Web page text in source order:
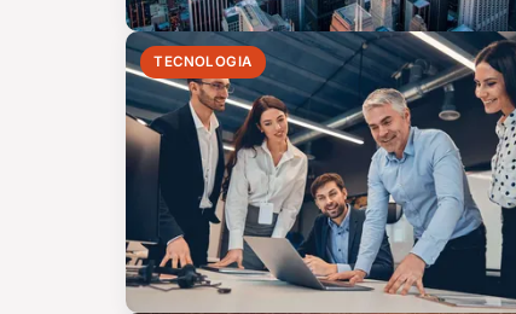
TECNOLOGIA